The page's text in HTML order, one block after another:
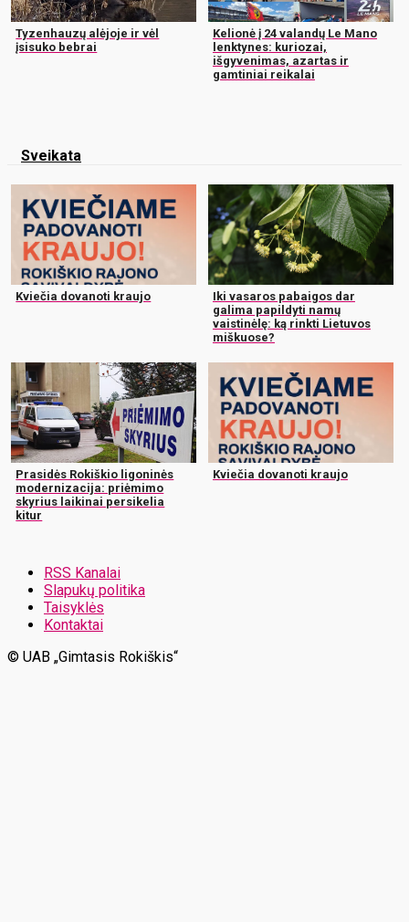
Tyzenhauzų alėjoje ir vėl
įsisuko bebrai
Kelionė į 24 valandų Le Mano
lenktynes: kuriozai,
išgyvenimas, azartas ir
gamtiniai reikalai
Sveikata
Kviečia dovanoti kraujo
Iki vasaros pabaigos dar
galima papildyti namų
vaistinėlę: ką rinkti Lietuvos
miškuose?
Prasidės Rokiškio ligoninės
modernizacija: priėmimo
skyrius laikinai persikelia
kitur
Kviečia dovanoti kraujo
RSS Kanalai
Slapukų politika
Taisyklės
Kontaktai
© UAB „Gimtasis Rokiškis“